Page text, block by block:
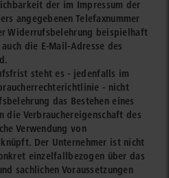
der im Impressum der
angegebenen Telefaxnummer
Widerrufsbelehrung beispielhaft
die E-Mail-Adresse des
steht es - jedenfalls im
- nicht
das Bestehen eines
die Verbrauchereigenschaft des
Verwendung von
Der Unternehmer ist nicht
einzelfallbezogen über das
sachlichen Voraussetzungen